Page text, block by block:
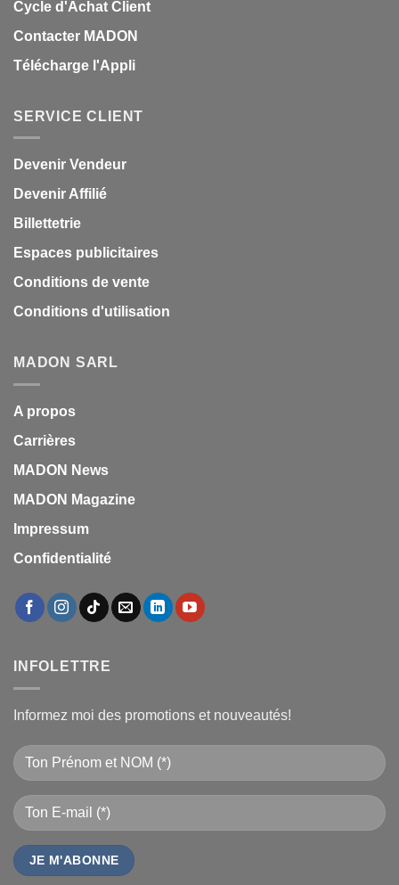
Cycle d'Achat Client
Contacter MADON
Télécharge l'Appli
SERVICE CLIENT
Devenir Vendeur
Devenir Affilié
Billettetrie
Espaces publicitaires
Conditions de vente
Conditions d'utilisation
MADON SARL
A propos
Carrières
MADON News
MADON Magazine
Impressum
Confidentialité
INFOLETTRE
Informez moi des promotions et nouveautés!